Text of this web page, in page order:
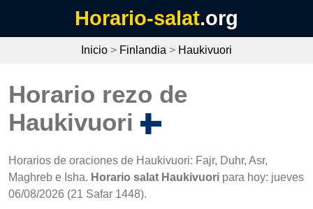
Horario-salat.org
Inicio > Finlandia > Haukivuori
Horario rezo de
Haukivuori
Horarios de oraciones de Haukivuori: Fajr, Duhr, Asr,
Maghreb e Isha. Horario salat Haukivuori para hoy: jueves
06/08/2026 (21 Safar 1448).